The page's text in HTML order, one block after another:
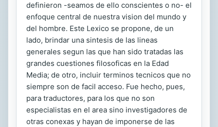
definieron -seamos de ello conscientes o no- el
enfoque central de nuestra vision del mundo y
del hombre. Este Lexico se propone, de un
lado, brindar una sintesis de las lineas
generales segun las que han sido tratadas las
grandes cuestiones filosoficas en la Edad
Media; de otro, incluir terminos tecnicos que no
siempre son de facil acceso. Fue hecho, pues,
para traductores, para los que no son
especialistas en el area sino investigadores de
otras conexas y hayan de imponerse de las